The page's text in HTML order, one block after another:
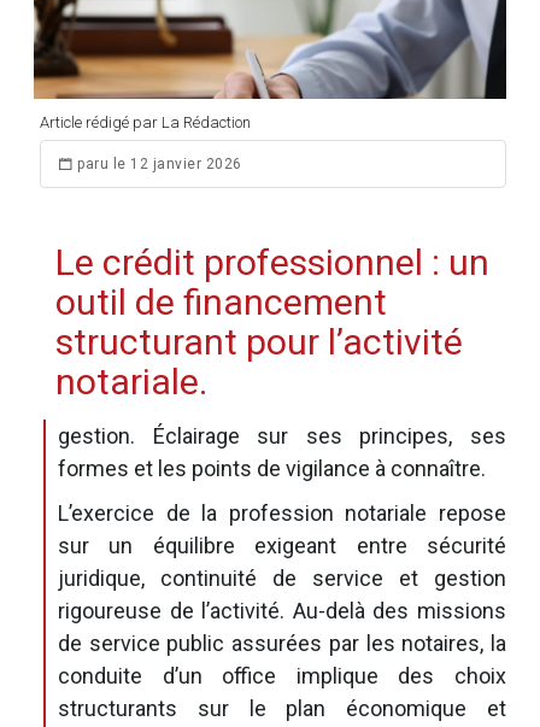
Article rédigé par La Rédaction
paru le 12 janvier 2026
Le crédit professionnel : un
outil de financement
structurant pour l’activité
notariale.
gestion. Éclairage sur ses principes, ses
formes et les points de vigilance à connaître.
L’exercice de la profession notariale repose
sur un équilibre exigeant entre sécurité
juridique, continuité de service et gestion
rigoureuse de l’activité. Au-delà des missions
de service public assurées par les notaires, la
conduite d’un office implique des choix
structurants sur le plan économique et